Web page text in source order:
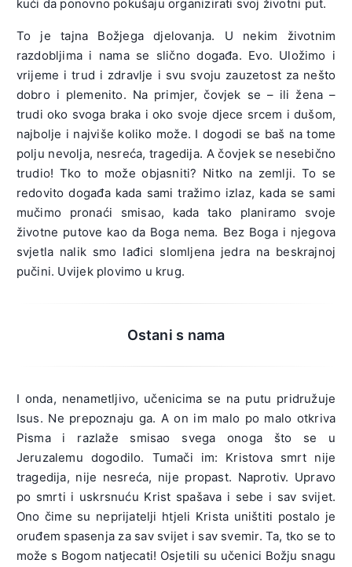
kući da ponovno pokušaju organizirati svoj životni put.
To je tajna Božjega djelovanja. U nekim životnim
razdobljima i nama se slično događa. Evo. Uložimo i
vrijeme i trud i zdravlje i svu svoju zauzetost za nešto
dobro i plemenito. Na primjer, čovjek se – ili žena –
trudi oko svoga braka i oko svoje djece srcem i dušom,
najbolje i najviše koliko može. I dogodi se baš na tome
polju nevolja, nesreća, tragedija. A čovjek se nesebično
trudio! Tko to može objasniti? Nitko na zemlji. To se
redovito događa kada sami tražimo izlaz, kada se sami
mučimo pronaći smisao, kada tako planiramo svoje
životne putove kao da Boga nema. Bez Boga i njegova
svjetla nalik smo lađici slomljena jedra na beskrajnoj
pučini. Uvijek plovimo u krug.
Ostani s nama
I onda, nenametljivo, učenicima se na putu pridružuje
Isus. Ne prepoznaju ga. A on im malo po malo otkriva
Pisma i razlaže smisao svega onoga što se u
Jeruzalemu dogodilo. Tumači im: Kristova smrt nije
tragedija, nije nesreća, nije propast. Naprotiv. Upravo
po smrti i uskrsnuću Krist spašava i sebe i sav svijet.
Ono čime su neprijatelji htjeli Krista uništiti postalo je
oruđem spasenja za sav svijet i sav svemir. Ta, tko se to
može s Bogom natjecati! Osjetili su učenici Božju snagu